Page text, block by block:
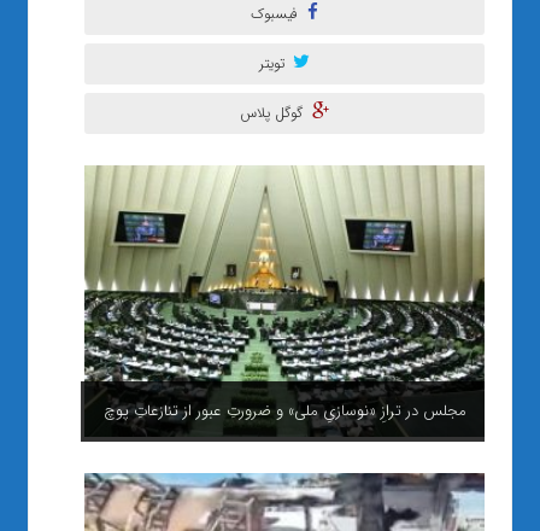
فیسبوک
تویتر
گوگل پلاس
مجلس در ترازِ «نوسازیِ ملی» و ضرورتِ عبور از تنازعاتِ پوچ